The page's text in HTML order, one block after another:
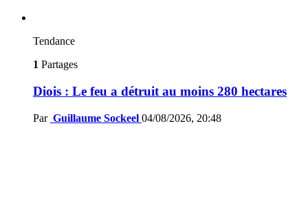
Tendance
1 Partages
Diois : Le feu a détruit au moins 280 hectares
Par Guillaume Sockeel 04/08/2026, 20:48